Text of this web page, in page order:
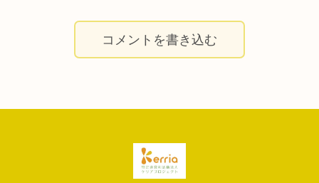
コメントを書き込む